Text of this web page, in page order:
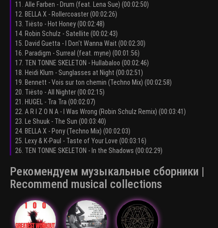
11. Alle Farben - Drum (feat. Lena Sue) (00:02:50)
12. BELLA X - Rollercoaster (00:02:26)
13. Tiësto - Hot Honey (00:02:48)
14. Robin Schulz - Satellite (00:02:43)
15. David Guetta - I Don't Wanna Wait (00:02:30)
16. Paradigm - Surreal (feat. myne) (00:01:56)
17. TEN TONNE SKELETON - Hullabaloo (00:02:46)
18. Heidi Klum - Sunglasses at Night (00:02:51)
19. Bennett - Vois sur ton chemin (Techno Mix) (00:02:58)
20. Tiësto - All Nighter (00:02:15)
21. HUGEL - Tra Tra (00:02:07)
22. A R I Z O N A - I Was Wrong (Robin Schulz Remix) (00:03:41)
23. Le Shuuk - The Sun (00:03:40)
24. BELLA X - Pony (Techno Mix) (00:02:03)
25. Lexy & K-Paul - Taste of Your Love (00:03:16)
26. TEN TONNE SKELETON - In the Shadows (00:02:29)
Рекомендуем музыкальные сборники |
Recommend musical collections